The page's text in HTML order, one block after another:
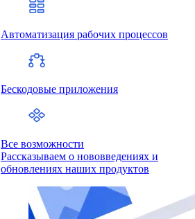
Автоматизация рабочих процессов
Бескодовые приложения
Все возможности
Рассказываем о нововведениях и
обновлениях наших продуктов